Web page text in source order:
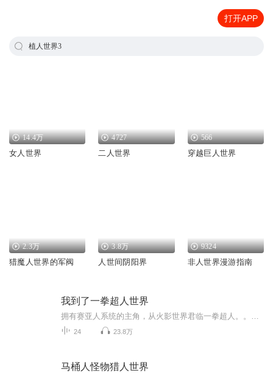
打开APP
植人世界3
14.4万
女人世界
4727
二人世界
566
穿越巨人世界
2.3万
猎魔人世界的军阀
3.8万
人世间阴阳界
9324
非人世界漫游指南
我到了一拳超人世界
24 23.8万
马桶人怪物猎人世界